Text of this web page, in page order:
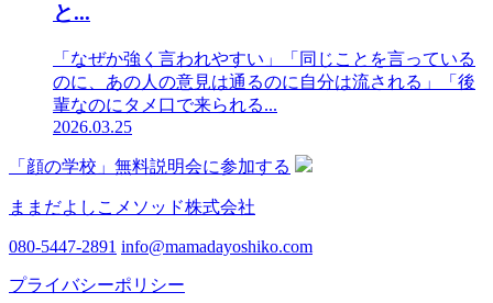
と...
「なぜか強く言われやすい」「同じことを言っている
のに、あの人の意見は通るのに自分は流される」「後
輩なのにタメ口で来られる...
2026.03.25
「顔の学校」無料説明会に参加する
ままだよしこメソッド株式会社
080-5447-2891 info@mamadayoshiko.com
プライバシーポリシー